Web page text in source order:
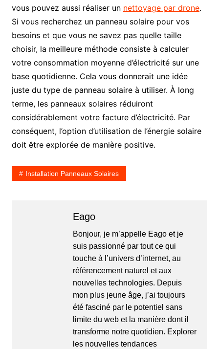
vous pouvez aussi réaliser un nettoyage par drone.
Si vous recherchez un panneau solaire pour vos
besoins et que vous ne savez pas quelle taille
choisir, la meilleure méthode consiste à calculer
votre consommation moyenne d’électricité sur une
base quotidienne. Cela vous donnerait une idée
juste du type de panneau solaire à utiliser. À long
terme, les panneaux solaires réduiront
considérablement votre facture d’électricité. Par
conséquent, l’option d’utilisation de l’énergie solaire
doit être explorée de manière positive.
Installation Panneaux Solaires
Eago
Bonjour, je m’appelle Eago et je
suis passionné par tout ce qui
touche à l’univers d’internet, au
référencement naturel et aux
nouvelles technologies. Depuis
mon plus jeune âge, j’ai toujours
été fasciné par le potentiel sans
limite du web et la manière dont il
transforme notre quotidien. Explorer
les nouvelles tendances